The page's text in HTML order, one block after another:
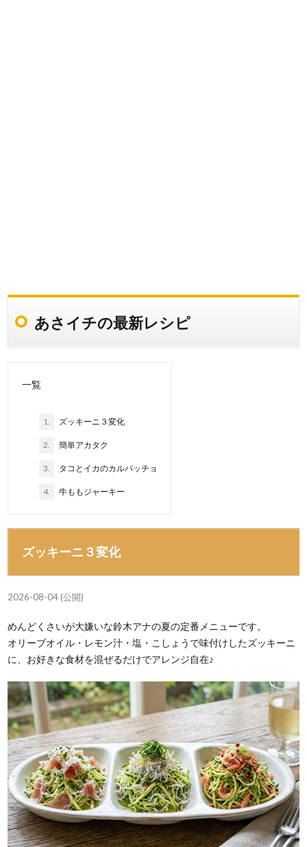
あさイチの最新レシピ
一覧
1. ズッキーニ３変化
2. 簡単アカタク
3. タコとイカのカルパッチョ
4. 牛ももジャーキー
ズッキーニ３変化
2026-08-04 (公開)
めんどくさいが大嫌いな鈴木アナの夏の定番メニューです。
オリーブオイル・レモン汁・塩・こしょうで味付けしたズッキーニ
に、お好きな食材を混ぜるだけでアレンジ自在♪